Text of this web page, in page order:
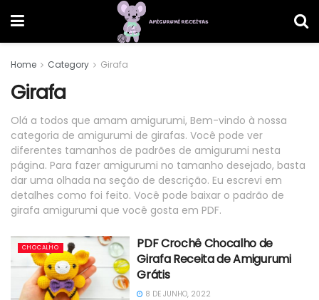
Home Category Girafa
Girafa
Olá a todos que amam amigurumi, Bem-vindo à nossa
categoria de amigurumi de girafas. Você pode ver
diferentes tamanhos de padrões de amigurumi nesta
página. Para fazer amigurumi no tamanho desejado, basta
dar uma olhada na seção de descrição. Eu escrevi em
detalhes como foi feito. Você pode baixar o padrão de
girafa amigurumi que você gosta em PDF.
CHOCALHO
PDF Crochê Chocalho de
Girafa Receita de Amigurumi
Grátis
8 DE JUNHO, 2022